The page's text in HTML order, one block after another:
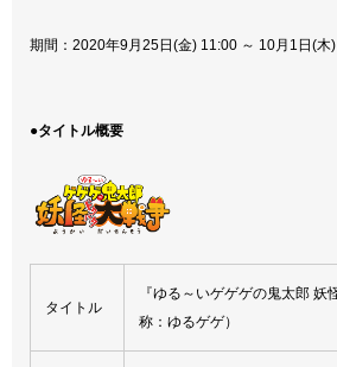
期間：2020年9月25日(金) 11:00 ～ 10月1日(木
●タイトル概要
タイトル
『ゆる～いゲゲゲの鬼太郎
称：ゆるゲゲ）